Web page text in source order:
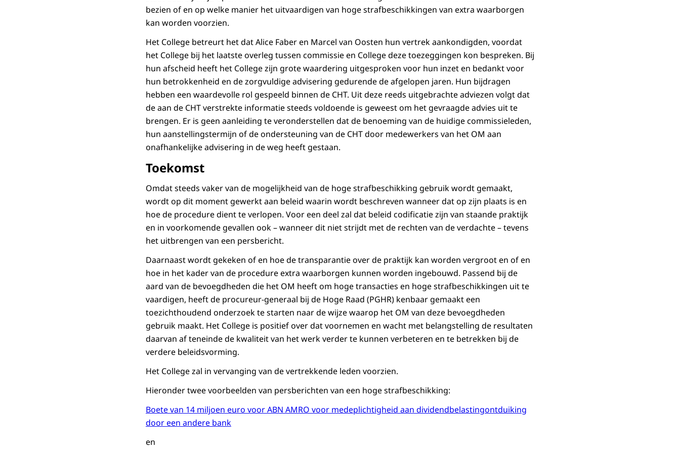
bezien of en op welke manier het uitvaardigen van hoge strafbeschikkingen van extra waarborgen
kan worden voorzien.
Het College betreurt het dat Alice Faber en Marcel van Oosten hun vertrek aankondigden, voordat
het College bij het laatste overleg tussen commissie en College deze toezeggingen kon bespreken. Bij
hun afscheid heeft het College zijn grote waardering uitgesproken voor hun inzet en bedankt voor
hun betrokkenheid en de zorgvuldige advisering gedurende de afgelopen jaren. Hun bijdragen
hebben een waardevolle rol gespeeld binnen de CHT. Uit deze reeds uitgebrachte adviezen volgt dat
de aan de CHT verstrekte informatie steeds voldoende is geweest om het gevraagde advies uit te
brengen. Er is geen aanleiding te veronderstellen dat de benoeming van de huidige commissieleden,
hun aanstellingstermijn of de ondersteuning van de CHT door medewerkers van het OM aan
onafhankelijke advisering in de weg heeft gestaan.
Toekomst
Omdat steeds vaker van de mogelijkheid van de hoge strafbeschikking gebruik wordt gemaakt,
wordt op dit moment gewerkt aan beleid waarin wordt beschreven wanneer dat op zijn plaats is en
hoe de procedure dient te verlopen. Voor een deel zal dat beleid codificatie zijn van staande praktijk
en in voorkomende gevallen ook – wanneer dit niet strijdt met de rechten van de verdachte – tevens
het uitbrengen van een persbericht.
Daarnaast wordt gekeken of en hoe de transparantie over de praktijk kan worden vergroot en of en
hoe in het kader van de procedure extra waarborgen kunnen worden ingebouwd. Passend bij de
aard van de bevoegdheden die het OM heeft om hoge transacties en hoge strafbeschikkingen uit te
vaardigen, heeft de procureur-generaal bij de Hoge Raad (PGHR) kenbaar gemaakt een
toezichthoudend onderzoek te starten naar de wijze waarop het OM van deze bevoegdheden
gebruik maakt. Het College is positief over dat voornemen en wacht met belangstelling de resultaten
daarvan af teneinde de kwaliteit van het werk verder te kunnen verbeteren en te betrekken bij de
verdere beleidsvorming.
Het College zal in vervanging van de vertrekkende leden voorzien.
Hieronder twee voorbeelden van persberichten van een hoge strafbeschikking:
Boete van 14 miljoen euro voor ABN AMRO voor medeplichtigheid aan dividendbelastingontduiking
door een andere bank
en